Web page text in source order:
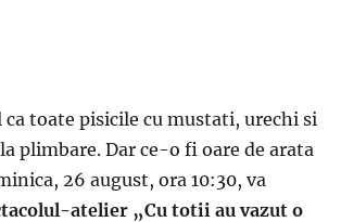
ca toate pisicile cu mustati, urechi si
plimbare. Dar ce-o fi oare de arata
26 august, ora 10:30, va
atelier „Cu totii au vazut o